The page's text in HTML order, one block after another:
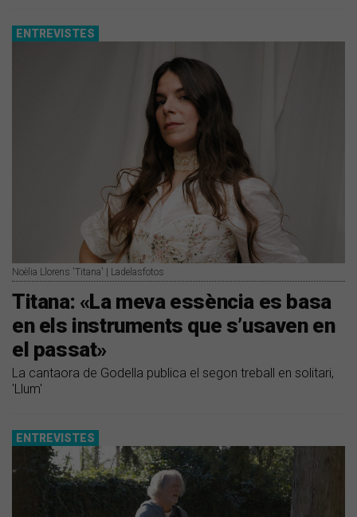
ENTREVISTES
Noèlia Llorens 'Titana' | Ladelasfotos
Titana: «La meva essència es basa
en els instruments que s’usaven en
el passat»
La cantaora de Godella publica el segon treball en solitari,
'Llum'
ENTREVISTES